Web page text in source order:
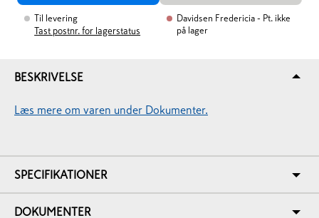
Til levering
Tast postnr. for lagerstatus
Davidsen Fredericia - Pt. ikke
på lager
BESKRIVELSE
Læs mere om varen under Dokumenter.
SPECIFIKATIONER
DOKUMENTER